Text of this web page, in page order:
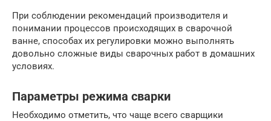
При соблюдении рекомендаций производителя и
понимании процессов происходящих в сварочной
ванне, способах их регулировки можно выполнять
довольно сложные виды сварочных работ в домашних
условиях.
Параметры режима сварки
Необходимо отметить, что чаще всего сварщики